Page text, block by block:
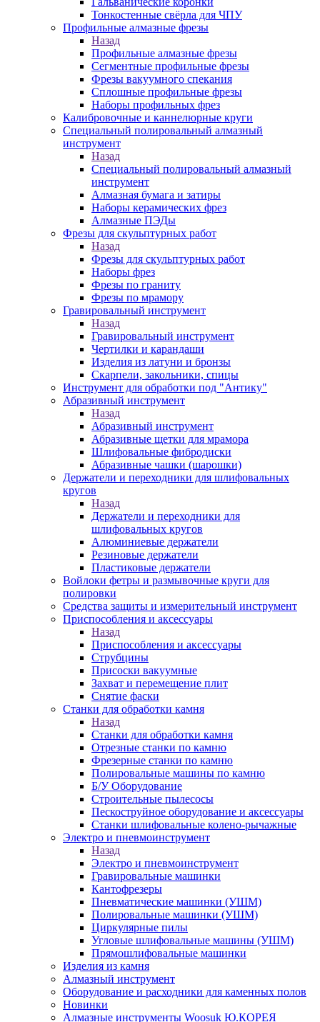
Тонкостенные свёрла для ЧПУ
Профильные алмазные фрезы
Назад
Профильные алмазные фрезы
Сегментные профильные фрезы
Фрезы вакуумного спекания
Сплошные профильные фрезы
Наборы профильных фрез
Калибровочные и каннелюрные круги
Специальный полировальный алмазный
инструмент
Назад
Специальный полировальный алмазный
инструмент
Алмазная бумага и затиры
Наборы керамических фрез
Алмазные ПЭДы
Фрезы для скульптурных работ
Назад
Фрезы для скульптурных работ
Наборы фрез
Фрезы по граниту
Фрезы по мрамору
Гравировальный инструмент
Назад
Гравировальный инструмент
Чертилки и карандаши
Изделия из латуни и бронзы
Скарпели, закольники, спицы
Инструмент для обработки под "Антику"
Абразивный инструмент
Назад
Абразивный инструмент
Абразивные щетки для мрамора
Шлифовальные фибродиски
Абразивные чашки (шарошки)
Держатели и переходники для шлифовальных
кругов
Назад
Держатели и переходники для
шлифовальных кругов
Алюминиевые держатели
Резиновые держатели
Пластиковые держатели
Войлоки фетры и размывочные круги для
полировки
Средства защиты и измерительный инструмент
Приспособления и аксессуары
Назад
Приспособления и аксессуары
Струбцины
Присоски вакуумные
Захват и перемещение плит
Снятие фаски
Станки для обработки камня
Назад
Станки для обработки камня
Отрезные станки по камню
Фрезерные станки по камню
Полировальные машины по камню
Б/У Оборудование
Строительные пылесосы
Пескоструйное оборудование и аксессуары
Станки шлифовальные колено-рычажные
Электро и пневмоинструмент
Назад
Электро и пневмоинструмент
Гравировальные машинки
Кантофрезеры
Пневматические машинки (УШМ)
Полировальные машинки (УШМ)
Циркулярные пилы
Угловые шлифовальные машины (УШМ)
Прямошлифовальные машинки
Изделия из камня
Алмазный инструмент
Оборудование и расходники для каменных полов
Новинки
Алмазные инструменты Woosuk Ю.КОРЕЯ